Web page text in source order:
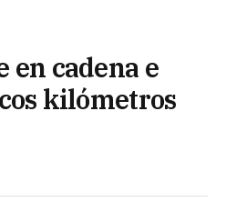
en cadena e
kilómetros